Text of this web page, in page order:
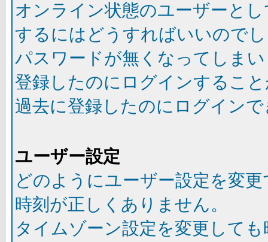
オンライン状態のユーザーと
するにはどうすればいいので
パスワードが無くなってしま
登録したのにログインするこ
過去に登録したのにログイン
ユーザー設定
どのようにユーザー設定を変
時刻が正しくありません。
タイムゾーン設定を変更して